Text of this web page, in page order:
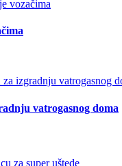
vatrogasnog doma